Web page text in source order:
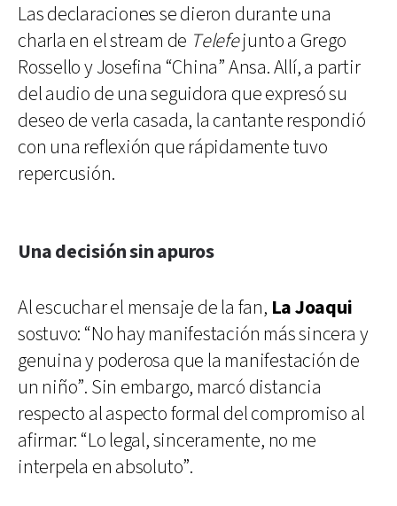
Las declaraciones se dieron durante una
charla en el stream de Telefejunto a Grego
Rossello y Josefina “China” Ansa. Allí, a partir
del audio de una seguidora que expresó su
deseo de verla casada, la cantante respondió
con una reflexión que rápidamente tuvo
repercusión.
Una decisión sin apuros
Al escuchar el mensaje de la fan, La Joaqui
sostuvo: “No hay manifestación más sincera y
genuina y poderosa que la manifestación de
un niño”. Sin embargo, marcó distancia
respecto al aspecto formal del compromiso al
afirmar: “Lo legal, sinceramente, no me
interpela en absoluto”.